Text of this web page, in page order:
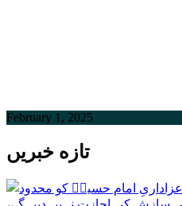
February 1, 2025
تازه خبریں